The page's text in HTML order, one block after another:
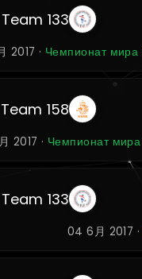
Team 133
2017 · Чемпионат мира
Team 158
2017 · Чемпионат
Team 133
04 6月 2017 ·